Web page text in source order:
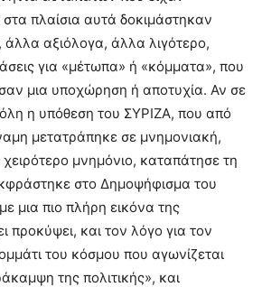
πλαίσια αυτά δοκιμάστηκαν
αξιόλογα, άλλα λιγότερο,
για «μέτωπα» ή «κόμματα», που
μια υποχώρηση ή αποτυχία. Αν σε
η υπόθεση του ΣΥΡΙΖΑ, που από
μετατράπηκε σε μνημονιακή,
μνημόνιο, καταπάτησε τη
στο Δημοψήφισμα του
μια πιο πλήρη εικόνα της
προκύψει, και τον λόγο για τον
του κόσμου που αγωνίζεται
της πολιτικής», και